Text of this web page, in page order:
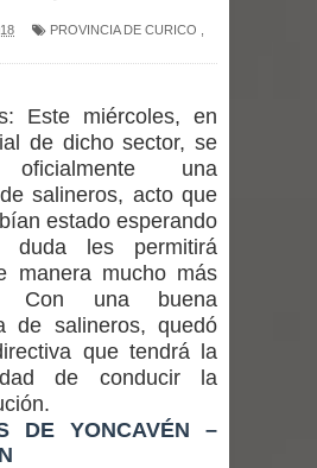
Linarenses Celebraron
de Oro
Comunal de Salud de
desarrollará jornada de
contra la Influenza y otros
desarrolló con éxito el
PROVINCIA DE CURICO
Este miércoles, en
de dicho sector, se
oficialmente una
salineros, acto que
estado esperando
les permitirá
manera mucho más
Con una buena
de salineros, quedó
que tendrá la
de conducir la
DE YONCAVÉN –